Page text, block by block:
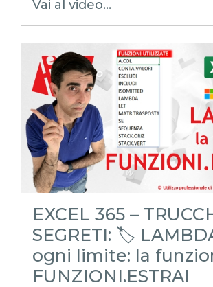
excel tutorial ita
reporting in excel
Experta
xlsx
excel magico
excel facile
EXCELoltreognilimite
EXCELtrucchiesegreti
excel tips
excel tutorial italiano
funzione lambda
lambda
riconciliazione
Vai al video...
EXCEL 365 –
SEGRETI: 🏷️
ogni limite: la
FUNZIONI.ESTRAI